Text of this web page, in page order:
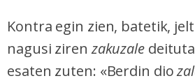
Kontra egin zien, batetik,
nagusi zirenzakuzale
esaten zuten: «Berdin dio